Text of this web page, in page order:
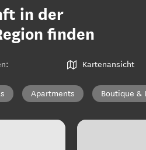
in der
finden
: Kartenansicht
Apartments Boutique &